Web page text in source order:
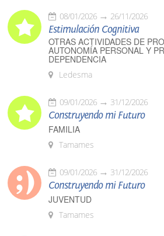
08/01/2026 26/11/2026
Estimulación Cognitiva
OTRAS ACTIVIDADES DE
AUTONOMÍA PERSONAL Y
DEPENDENCIA
Ledesma
09/01/2026 31/12/2026
Construyendo mi Futuro
FAMILIA
Tamames
09/01/2026 31/12/2026
Construyendo mi Futuro
JUVENTUD
Tamames